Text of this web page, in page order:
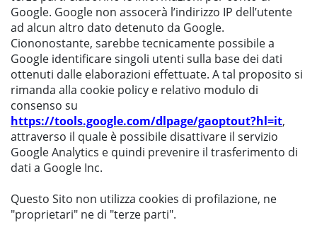
Google. Google non assocerà l’indirizzo IP dell’utente
ad alcun altro dato detenuto da Google.
Ciononostante, sarebbe tecnicamente possibile a
Google identificare singoli utenti sulla base dei dati
ottenuti dalle elaborazioni effettuate. A tal proposito si
rimanda alla cookie policy e relativo modulo di
consenso su
https://tools.google.com/dlpage/gaoptout?hl=it,
attraverso il quale è possibile disattivare il servizio
Google Analytics e quindi prevenire il trasferimento di
dati a Google Inc.
Questo Sito non utilizza cookies di profilazione, ne
"proprietari" ne di "terze parti".